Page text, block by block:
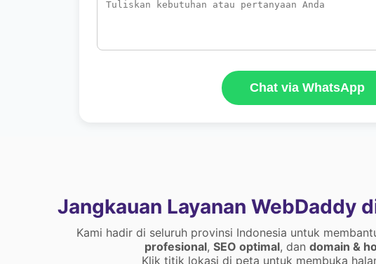
Chat via WhatsApp
Jangkauan Layanan WebDaddy
Kami hadir di seluruh provinsi Indonesia untuk
profesional, SEO optimal, dan domain &
Klik titik lokasi di peta untuk membuka